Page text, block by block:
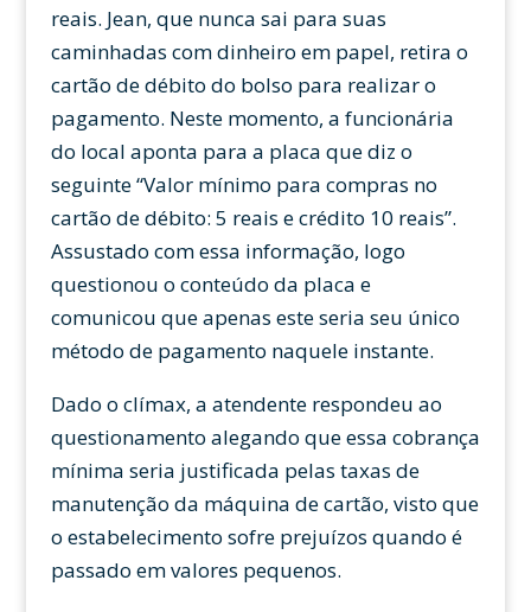
reais. Jean, que nunca sai para suas
caminhadas com dinheiro em papel, retira o
cartão de débito do bolso para realizar o
pagamento. Neste momento, a funcionária
do local aponta para a placa que diz o
seguinte “Valor mínimo para compras no
cartão de débito: 5 reais e crédito 10 reais”.
Assustado com essa informação, logo
questionou o conteúdo da placa e
comunicou que apenas este seria seu único
método de pagamento naquele instante.
Dado o clímax, a atendente respondeu ao
questionamento alegando que essa cobrança
mínima seria justificada pelas taxas de
manutenção da máquina de cartão, visto que
o estabelecimento sofre prejuízos quando é
passado em valores pequenos.